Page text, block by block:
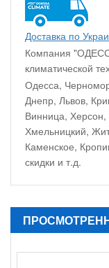
Доставка по
Компания
климатической
Одесса,
Днепр, Львов,
Винница, Херсон,
Хмельницкий,
Каменское,
скидки и т.д.